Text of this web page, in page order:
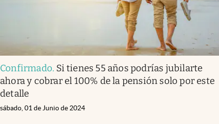
Confirmado. Si tienes 55 años podrías jubilarte
ahora y cobrar el 100% de la pensión solo por este
detalle
sábado, 01 de Junio de 2024